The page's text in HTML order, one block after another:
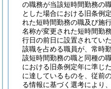
の職務が当該短時間勤務の
とした場合における旧条例
れた短時間勤務の職及び施
名称が変更された短時間勤
行日の前日に設置されてい
該職を占める職員が、常時
該短時間勤務の職と同種の
における旧条例定年に準じ
に達しているものを、従前
る情報に基づく選考により